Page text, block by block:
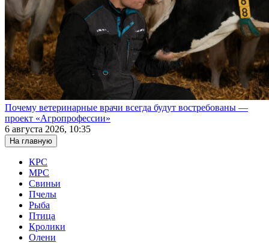
Почему ветеринарные врачи всегда будут востребованы —
проект «Агропрофессии»
6 августа 2026, 10:35
На главную
КРС
МРС
Свиньи
Пчелы
Рыба
Птица
Кролики
Олени